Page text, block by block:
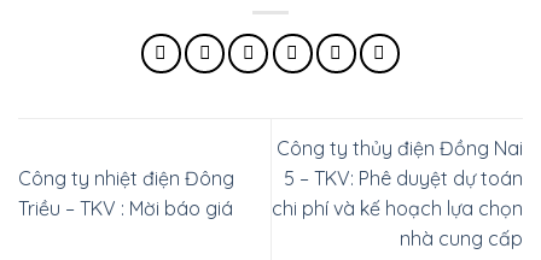
Công ty nhiệt điện Đông
Triều – TKV : Mời báo giá
Công ty thủy điện Đồng Nai
5 – TKV: Phê duyệt dự toán
chi phí và kế hoạch lựa chọn
nhà cung cấp